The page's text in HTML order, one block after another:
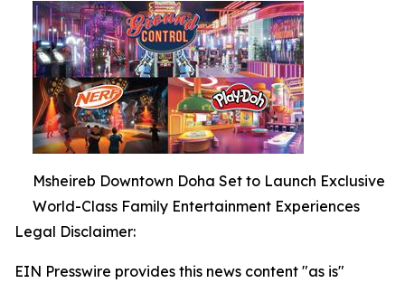
Msheireb Downtown Doha Set to Launch Exclusive
World-Class Family Entertainment Experiences
Legal Disclaimer:
EIN Presswire provides this news content "as is"